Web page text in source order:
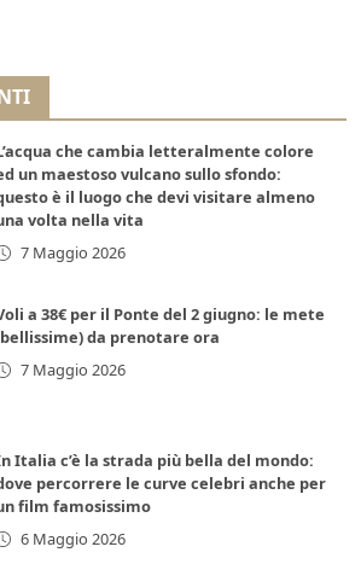
che cambia letteralmente colore
un maestoso vulcano sullo sfondo:
è il luogo che devi visitare almeno
volta nella vita
7 Maggio 2026
a 38€ per il Ponte del 2 giugno: le mete
da prenotare ora
7 Maggio 2026
Italia c’è la strada più bella del mondo:
percorrere le curve celebri anche per
film famosissimo
6 Maggio 2026